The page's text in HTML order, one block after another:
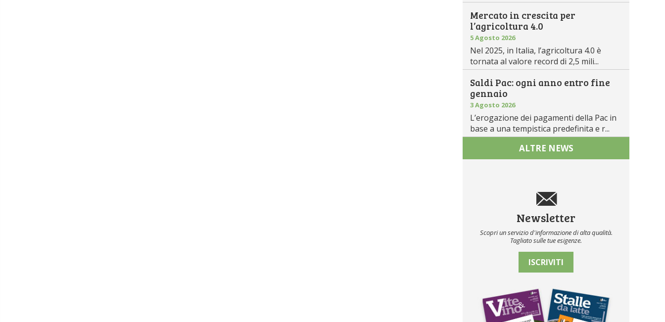
Mercato in crescita per
l’agricoltura 4.0
5 Agosto 2026
Nel 2025, in Italia, l’agricoltura 4.0 è
tornata al valore record di 2,5 mili...
Saldi Pac: ogni anno entro fine
gennaio
3 Agosto 2026
L’erogazione dei pagamenti della Pac in
base a una tempistica predefinita e r...
ALTRE NEWS
Newsletter
Scopri un servizio d'informazione di alta qualità.
Tagliato sulle tue esigenze.
ISCRIVITI